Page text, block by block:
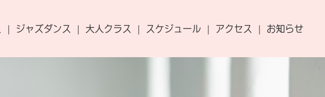
ジャズダンス 大人クラス スケジュール アクセス お知らせ